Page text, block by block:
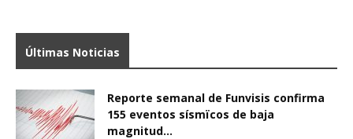
Últimas Noticias
Reporte semanal de Funvisis confirma
155 eventos sísmïcos de baja
magnitud...